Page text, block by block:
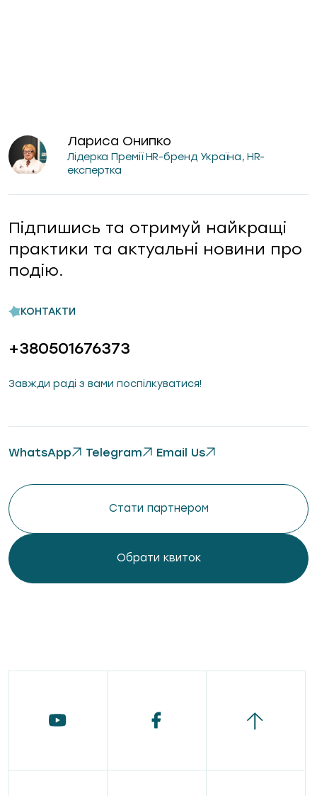
КОНТАКТИ
+380501676373
Завжди раді з вами поспілкуватися!
WhatsApp Telegram Email Us
Стати партнером
Обрати квиток
Лариса Онипко
Лідерка Премії HR-бренд Україна, HR-
експертка
Підпишись та отримуй найкращі
практики та актуальні новини про
подію.